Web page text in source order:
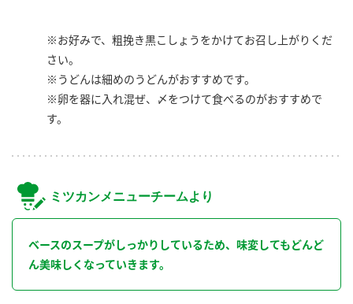
※お好みで、粗挽き黒こしょうをかけてお召し上がりくだ
さい。
※うどんは細めのうどんがおすすめです。
※卵を器に入れ混ぜ、〆をつけて食べるのがおすすめで
す。
ミツカンメニューチームより
ベースのスープがしっかりしているため、味変してもどんど
ん美味しくなっていきます。